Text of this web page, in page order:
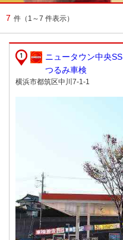
7 件 （1～7 件表示）
ニュータウン中央SS
つるみ車検
横浜市都筑区中川7-1-1